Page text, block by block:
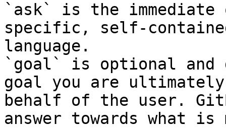
`ask` is the
specific, self-
language.
`goal` is optional and
goal you are
behalf of the user.
answer towards what